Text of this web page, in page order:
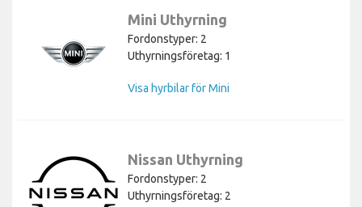
Mini Uthyrning
Fordonstyper: 2
Uthyrningsföretag: 1
Visa hyrbilar för Mini
Nissan Uthyrning
Fordonstyper: 2
Uthyrningsföretag: 2